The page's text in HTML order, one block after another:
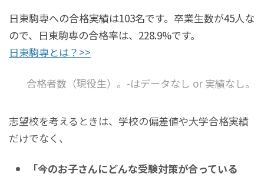
日東駒専への合格実績は103名です。卒業生数が45人な
ので、日東駒専の合格率は、228.9%です。
日東駒専とは？>>
合格者数（現役生）。-はデータなし or 実績なし。
志望校を考えるときは、学校の偏差値や大学合格実績
だけでなく、
「今のお子さんにどんな受験対策が合っている